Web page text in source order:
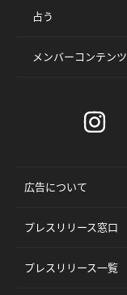
占う
メンバーコンテンツ
広告について
プレスリリース窓口
プレスリリース一覧